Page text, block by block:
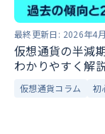
最終更新日: 2026年4
仮想通貨の半減
わかりやすく解
仮想通貨コラム 初